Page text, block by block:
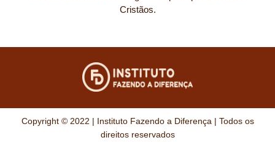
Cristãos.
Copyright © 2022 | Instituto Fazendo a Diferença | Todos os
direitos reservados